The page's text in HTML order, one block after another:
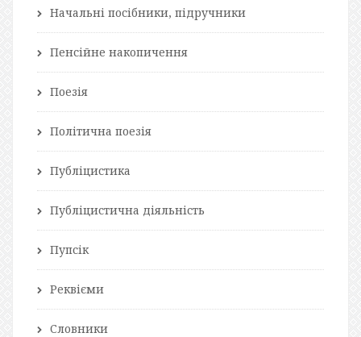
Начальні посібники, підручники
Пенсійне накопичення
Поезія
Політична поезія
Публіцистика
Публіцистична діяльність
Пупсік
Реквієми
Словники